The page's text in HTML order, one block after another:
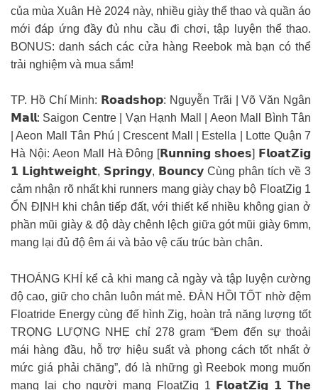
của mùa Xuân Hè 2024 này, nhiều giày thể thao và quần áo
mới đáp ứng đầy đủ nhu cầu đi chơi, tập luyện thể thao.
BONUS: danh sách các cửa hàng Reebok mà bạn có thể
trải nghiệm và mua sắm!
TP. Hồ Chí Minh: 𝗥𝗼𝗮𝗱𝘀𝗵𝗼𝗽: Nguyễn Trãi | Võ Văn Ngân
𝗠𝗮𝗹𝗹: Saigon Centre | Vạn Hạnh Mall | Aeon Mall Bình Tân
| Aeon Mall Tân Phú | Crescent Mall | Estella | Lotte Quận 7
Hà Nội: Aeon Mall Hà Đông [𝗥𝘂𝗻𝗻𝗶𝗻𝗴 𝘀𝗵𝗼𝗲𝘀] 𝗙𝗹𝗼𝗮𝘁𝗭𝗶𝗴
𝟭 𝗟𝗶𝗴𝗵𝘁𝘄𝗲𝗶𝗴𝗵𝘁, 𝗦𝗽𝗿𝗶𝗻𝗴𝘆, 𝗕𝗼𝘂𝗻𝗰𝘆 Cùng phân tích về 3
cảm nhận rõ nhất khi runners mang giày chạy bộ FloatZig 1
ỔN ĐỊNH khi chân tiếp đất, với thiết kế nhiều không gian ở
phần mũi giày & độ dày chênh lệch giữa gót mũi giày 6mm,
mang lại đủ độ êm ái và bảo vệ cấu trúc bàn chân.
THOÁNG KHÍ kể cả khi mang cả ngày và tập luyện cường
độ cao, giữ cho chân luôn mát mẻ. ĐÀN HỒI TỐT nhờ đệm
Floatride Energy cùng đế hình Zig, hoàn trả năng lượng tốt
TRỌNG LƯỢNG NHẸ chỉ 278 gram “Đem đến sự thoải
mái hàng đầu, hỗ trợ hiệu suất và phong cách tốt nhất ở
mức giá phải chăng”, đó là những gì Reebok mong muốn
mang lại cho người mang FloatZig 1 𝗙𝗹𝗼𝗮𝘁𝗭𝗶𝗴 𝟭 𝗧𝗵𝗲